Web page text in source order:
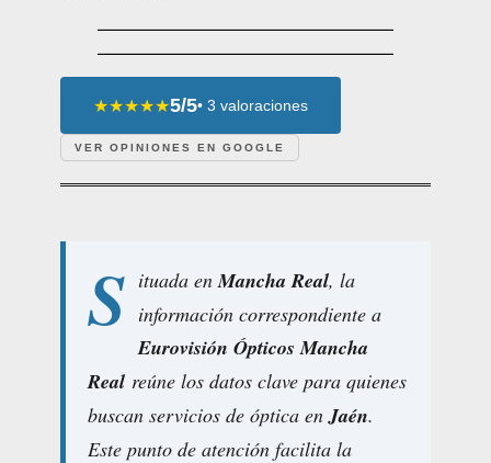
★★★★★5/5• 3 valoraciones
VER OPINIONES EN GOOGLE
S ituada enMancha Real, la
información correspondiente a
Eurovisión Ópticos Mancha
Real reúne los datos clave para quienes
buscan servicios de óptica enJaén.
Este punto de atención facilita la